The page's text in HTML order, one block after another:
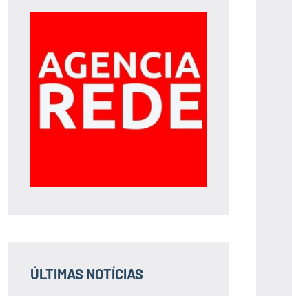
ÚLTIMAS NOTÍCIAS